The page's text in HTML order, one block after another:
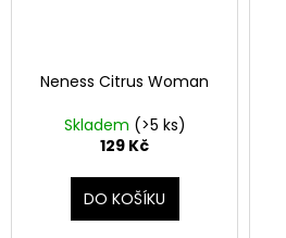
Neness Citrus Woman
Skladem (>5 ks)
129 Kč
DO KOŠÍKU